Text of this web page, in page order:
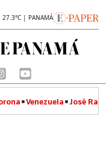
27.3°C | PANAMÁ
Venezuela José